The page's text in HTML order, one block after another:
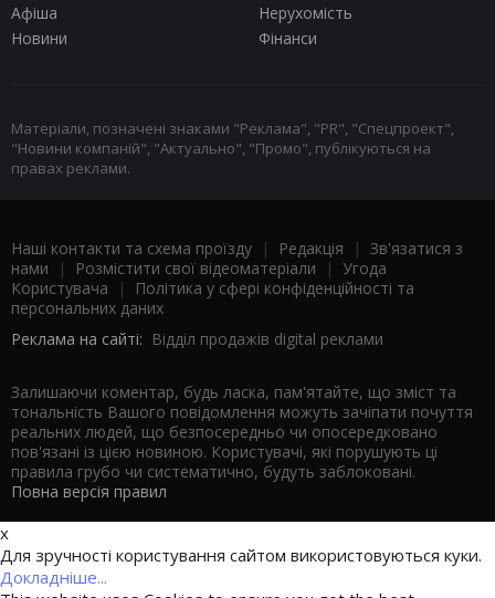
Афіша
Нерухомість
Новини
Фінанси
Матеріали, позначені знаками "Реклама", "PR", "Спецпроект",
"Новини компаній", "Актуально", "Промо", публікуються на
правах реклами.
Наші контакти та схема проїзду | Редакція | Зв'язатися з
нами | Розмістити свої відеоматеріали | Угода
Користувача |
Політика у сфері конфіденційності та
персональних даних
Реклама на сайті: Відділ продажів digital реклами
Залишаючи коментар, будь ласка, пам'ятайте, що зміст та
тональність Вашого повідомлення можуть зачіпати почуття
реальних людей, що безпосередньо чи опосередковано
пов'язані із цією новиною. Користувачі, які порушують ці
правила грубо чи систематично, будуть заблоковані.
Повна версія правил
x
Для зручності користування сайтом використовуються куки.
Докладніше...